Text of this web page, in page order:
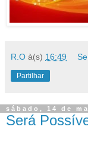
R.O à(s) 16:49
Partilhar
sábado, 14 de
Será